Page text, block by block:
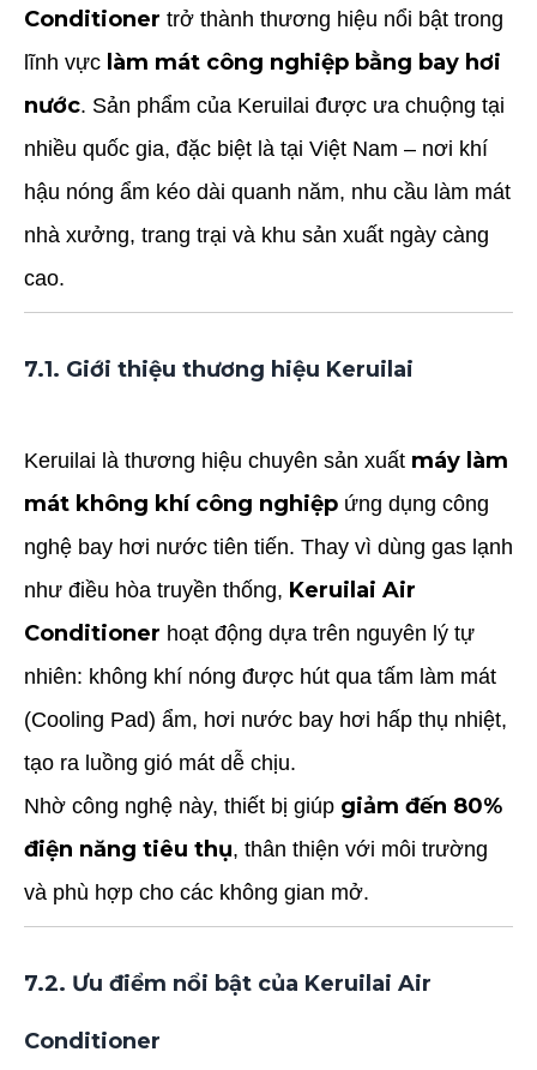
Conditioner trở thành thương hiệu nổi bật trong
lĩnh vực làm mát công nghiệp bằng bay hơi
nước. Sản phẩm của Keruilai được ưa chuộng tại
nhiều quốc gia, đặc biệt là tại Việt Nam – nơi khí
hậu nóng ẩm kéo dài quanh năm, nhu cầu làm mát
nhà xưởng, trang trại và khu sản xuất ngày càng
cao.
7.1. Giới thiệu thương hiệu Keruilai
Keruilai là thương hiệu chuyên sản xuất máy làm
mát không khí công nghiệp ứng dụng công
nghệ bay hơi nước tiên tiến. Thay vì dùng gas lạnh
như điều hòa truyền thống, Keruilai Air
Conditioner hoạt động dựa trên nguyên lý tự
nhiên: không khí nóng được hút qua tấm làm mát
(Cooling Pad) ẩm, hơi nước bay hơi hấp thụ nhiệt,
tạo ra luồng gió mát dễ chịu.
Nhờ công nghệ này, thiết bị giúp giảm đến 80%
điện năng tiêu thụ, thân thiện với môi trường
và phù hợp cho các không gian mở.
7.2. Ưu điểm nổi bật của Keruilai Air
Conditioner